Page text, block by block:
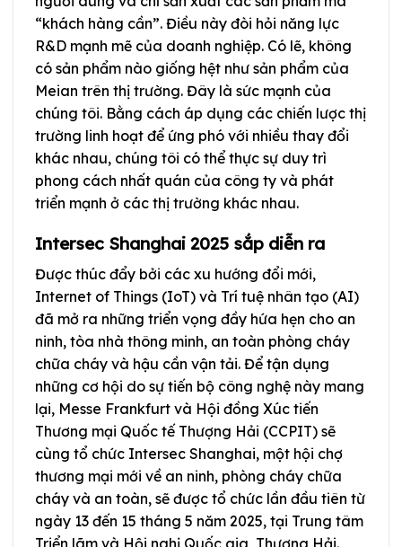
“khách hàng cần”. Điều này đòi hỏi năng lực
R&D mạnh mẽ của doanh nghiệp. Có lẽ, không
có sản phẩm nào giống hệt như sản phẩm của
Meian trên thị trường. Đây là sức mạnh của
chúng tôi. Bằng cách áp dụng các chiến lược thị
trường linh hoạt để ứng phó với nhiều thay đổi
khác nhau, chúng tôi có thể thực sự duy trì
phong cách nhất quán của công ty và phát
triển mạnh ở các thị trường khác nhau.
Intersec Shanghai 2025 sắp diễn ra
Được thúc đẩy bởi các xu hướng đổi mới,
Internet of Things (IoT) và Trí tuệ nhân tạo (AI)
đã mở ra những triển vọng đầy hứa hẹn cho an
ninh, tòa nhà thông minh, an toàn phòng cháy
chữa cháy và hậu cần vận tải. Để tận dụng
những cơ hội do sự tiến bộ công nghệ này mang
lại, Messe Frankfurt và Hội đồng Xúc tiến
Thương mại Quốc tế Thượng Hải (CCPIT) sẽ
cùng tổ chức Intersec Shanghai, một hội chợ
thương mại mới về an ninh, phòng cháy chữa
cháy và an toàn, sẽ được tổ chức lần đầu tiên từ
ngày 13 đến 15 tháng 5 năm 2025, tại Trung tâm
Triển lãm và Hội nghị Quốc gia, Thượng Hải.